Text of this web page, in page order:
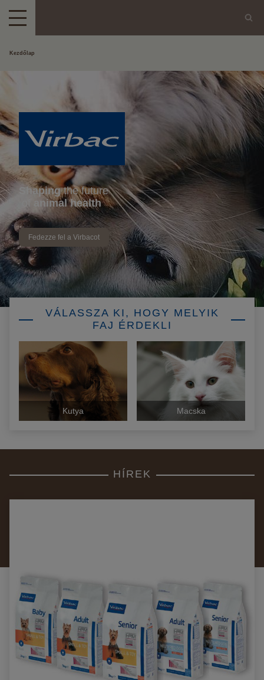
Kezdőlap
Shapingthe future
of
animal health
Fedezze fel a Virbacot
VÁLASSZA KI, HOGY MELYIK
FAJ ÉRDEKLI
Kutya Macska
HÍREK